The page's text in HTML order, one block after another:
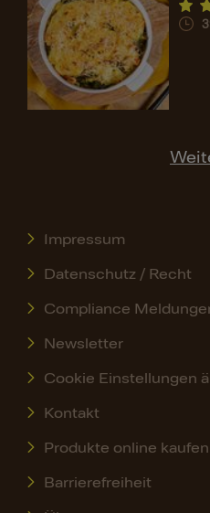
Impressum
Datenschutz / Recht
Compliance
Newsletter
Cookie Einstellungen
Kontakt
Produkte online kaufen
Barrierefreiheit